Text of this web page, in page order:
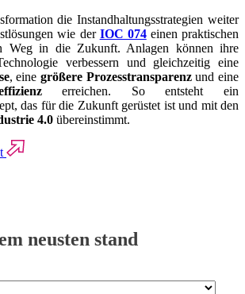
die Instandhaltungsstrategien weiter
wie der IOC 074einen praktischen
Weg in die Zukunft. Anlagen können ihre
verbessern und gleichzeitig eine
, einegrößere Prozesstransparenzund eine
erreichen. So entsteht ein
das für die Zukunft gerüstet ist und mit den
4.0 übereinstimmt.
neusten stand